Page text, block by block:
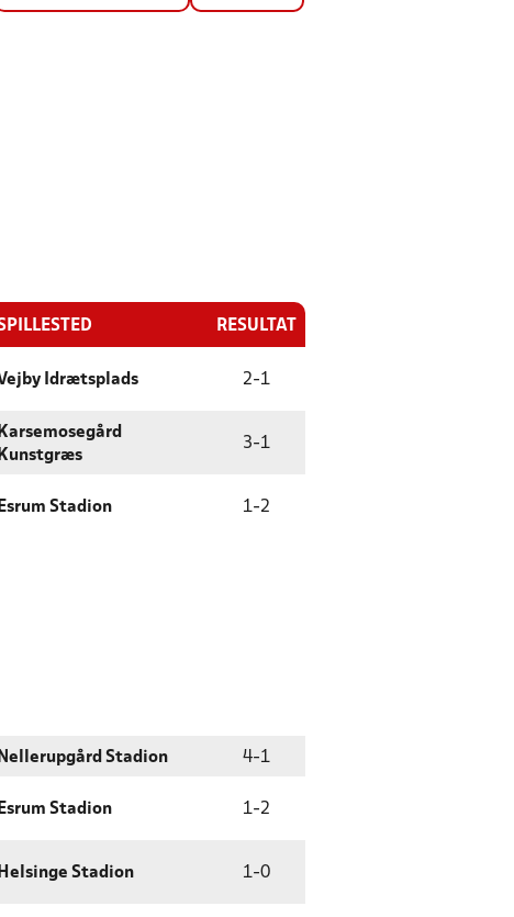
RESULTAT
Idrætsplads 2-1
Karsemosegård
Kunstgræs
3-1
Esrum Stadion 1-2
Nellerupgård Stadion 4-1
Esrum Stadion 1-2
Helsinge Stadion 1-0